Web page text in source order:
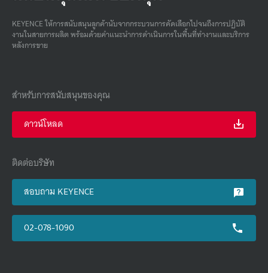
KEYENCE ให้การสนับสนุนลูกค้านับจากกระบวนการคัดเลือกไปจนถึงการปฏิบัติ
งานในสายการผลิต พร้อมด้วยคําแนะนําการดําเนินการในพื้นที่ทํางานและบริการ
หลังการขาย
สำหรับการสนับสนุนของคุณ
ดาวน์โหลด
ติดต่อบริษัท
สอบถาม KEYENCE
02-078-1090